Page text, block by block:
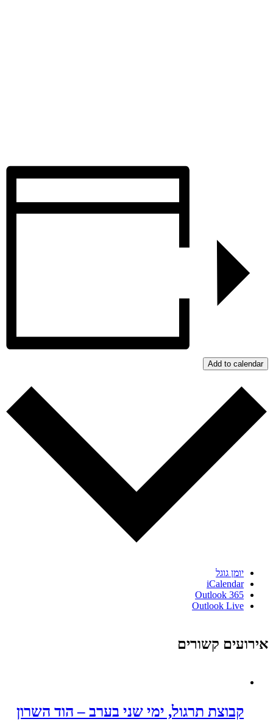
Add to calendar
יומן גוגל
iCalendar
Outlook 365
Outlook Live
אירועים קשורים
קבוצת תרגול, ימי שני בערב – הוד השרון